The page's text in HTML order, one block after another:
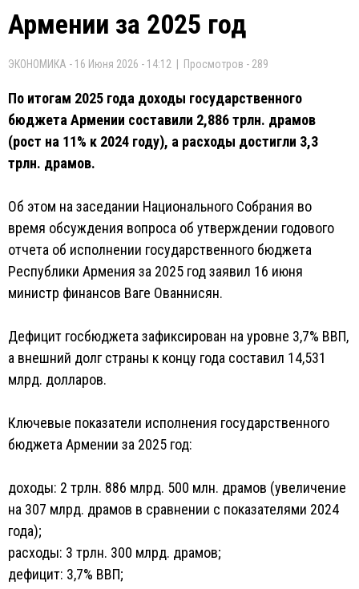
Армении за 2025 год
ЭКОНОМИКА - 16 Июня 2026 - 14:12 | Просмотров - 289
По итогам 2025 года доходы государственного
бюджета Армении составили 2,886 трлн. драмов
(рост на 11% к 2024 году), а расходы достигли 3,3
трлн. драмов.
Об этом на заседании Национального Собрания во
время обсуждения вопроса об утверждении годового
отчета об исполнении государственного бюджета
Республики Армения за 2025 год заявил 16 июня
министр финансов Ваге Ованнисян.
Дефицит госбюджета зафиксирован на уровне 3,7% ВВП,
а внешний долг страны к концу года составил 14,531
млрд. долларов.
Ключевые показатели исполнения государственного
бюджета Армении за 2025 год:
доходы: 2 трлн. 886 млрд. 500 млн. драмов (увеличение
на 307 млрд. драмов в сравнении с показателями 2024
года);
расходы: 3 трлн. 300 млрд. драмов;
дефицит: 3,7% ВВП;